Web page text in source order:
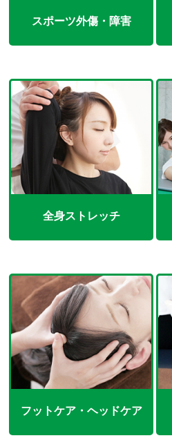
スポーツ外傷・障害
全身ストレッチ
フットケア・ヘッドケア